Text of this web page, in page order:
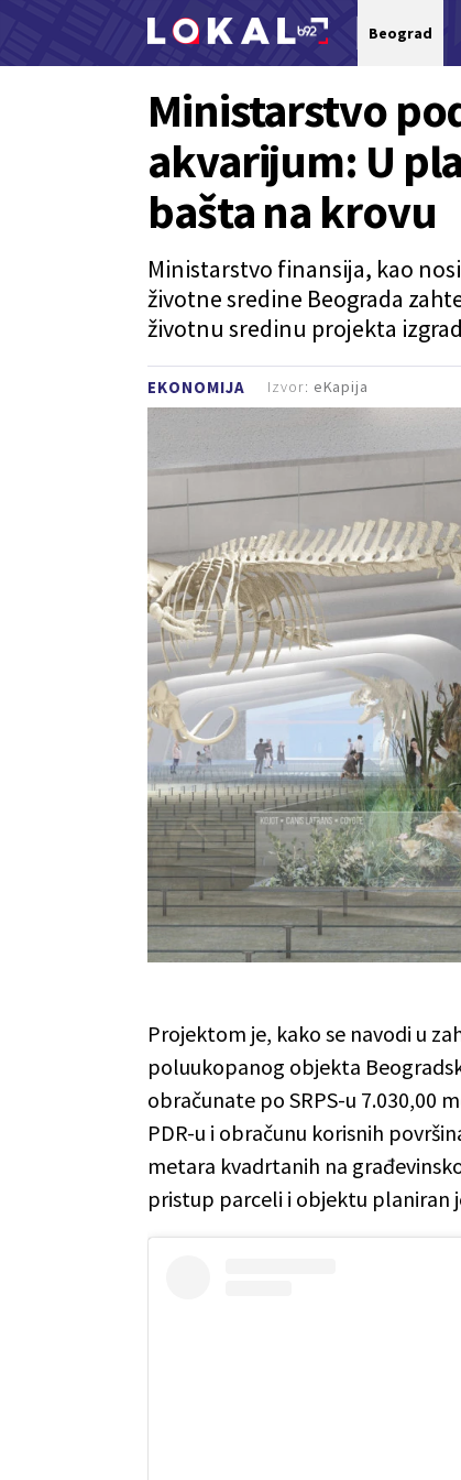
Beograd
EKONOMIJA
Ministarstvo
akvarijum: U
bašta na krovu
Ministarstvo finansija, kao
životne sredine Beograda
životnu sredinu projekta
Izvor: eKapija
Projektom je, kako se navodi u
poluukopanog objekta
obračunate po SRPS-u 7.030,00
PDR-u i obračunu korisnih
metara kvadrtanih na
pristup parceli i objektu planiran